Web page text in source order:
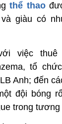
thể thao
giàu có
việc thuê
tổ
Anh; đến
đội bóng
trong tương